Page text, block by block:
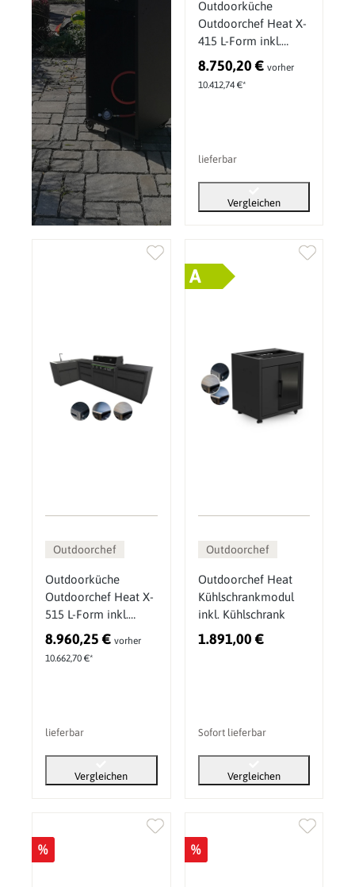
Outdoorküche
Outdoorchef Heat X-
415 L-Form inkl.
Spüle, 3-
Schubladenmodul,
Schrankmodul &
8.750,20 € vorher
10.412,74 €*
lieferbar
Vergleichen
Outdoorchef
Outdoorküche
Outdoorchef Heat X-
515 L-Form inkl.
Spüle, 3-
Schubladenmodul,
Schrankmodul &
8.960,25 € vorher
10.662,70 €*
lieferbar
Vergleichen
A
Outdoorchef
Outdoorchef Heat
Kühlschrankmodul
inkl. Kühlschrank
1.891,00 €
Sofort lieferbar
Vergleichen
% %